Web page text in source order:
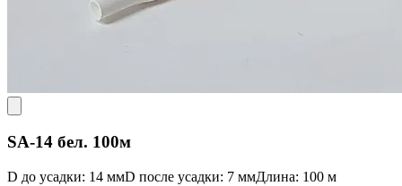
SA-14 бел. 100м
D до усадки: 14 ммD после усадки: 7 ммДлина: 100 м